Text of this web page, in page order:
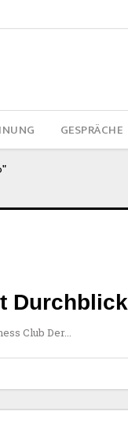
GESPRÄCHE
Durchblick
Club Der